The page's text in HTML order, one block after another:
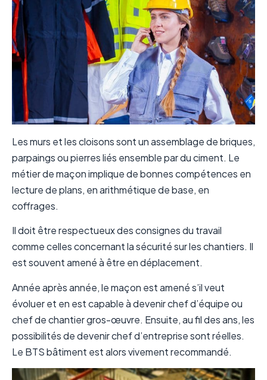
Les murs et les cloisons sont un assemblage de briques,
parpaings ou pierres liés ensemble par du ciment. Le
métier de maçon implique de bonnes compétences en
lecture de plans, en arithmétique de base, en
coffrages.
Il doit être respectueux des consignes du travail
comme celles concernant la sécurité sur les chantiers. Il
est souvent amené à être en déplacement.
Année après année, le maçon est amené s’il veut
évoluer et en est capable à devenir chef d’équipe ou
chef de chantier gros-œuvre. Ensuite, au fil des ans, les
possibilités de devenir chef d’entreprise sont réelles.
Le BTS bâtiment est alors vivement recommandé.